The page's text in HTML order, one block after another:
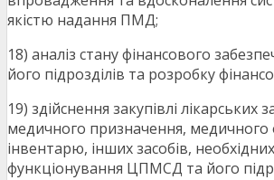
якістю надання ПМД;
18) аналіз стану фінансового
його підрозділів та розробку
19) здійснення закупівлі лікарських
медичного призначення, медичного
інвентарю, інших засобів,
функціонування ЦПМСД та його